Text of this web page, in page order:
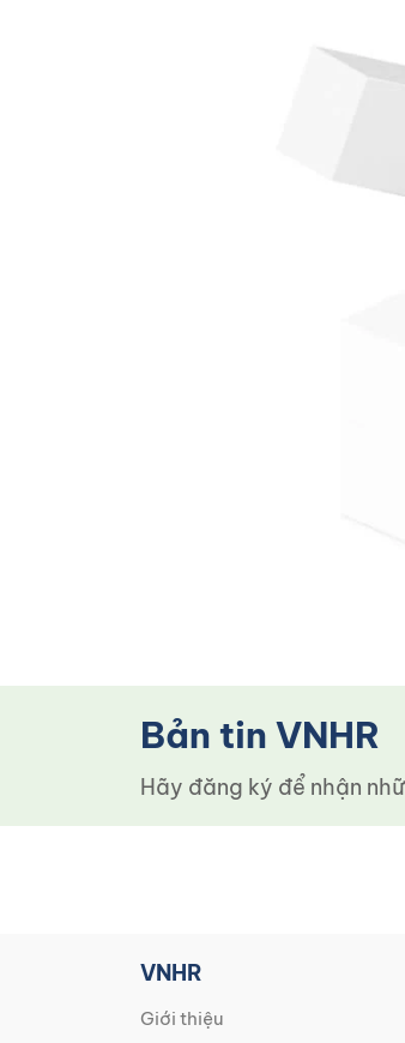
Bản tin VNHR
Hãy đăng ký để nhận
VNHR
Giới thiệu